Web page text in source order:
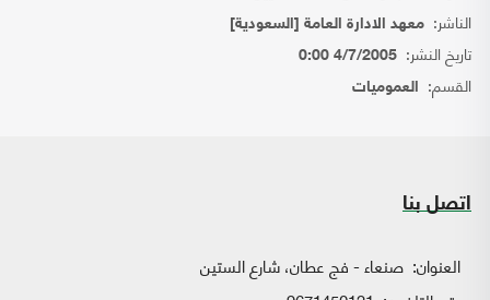
الناشر: معهد الادارة العامة [السعودية]
تاريخ النشر: 4/7/2005 0:00
القسم: العموميات
اتصل بنا
العنوان: صنعاء - فج عطان، شارع الستين